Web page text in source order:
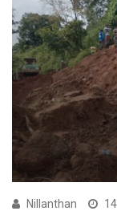
Nillanthan